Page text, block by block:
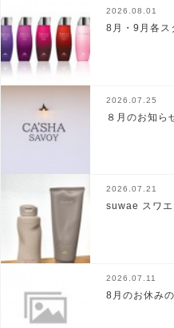
2026.08.01
8月・9月各ス
2026.07.25
８月のお知ら
2026.07.21
suwae スワ
2026.07.11
8月のお休み